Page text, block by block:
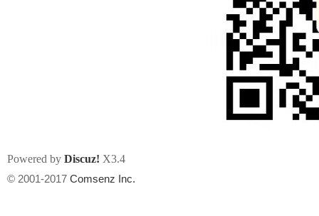
Powered by Discuz! X3.4
© 2001-2017 Comsenz Inc.